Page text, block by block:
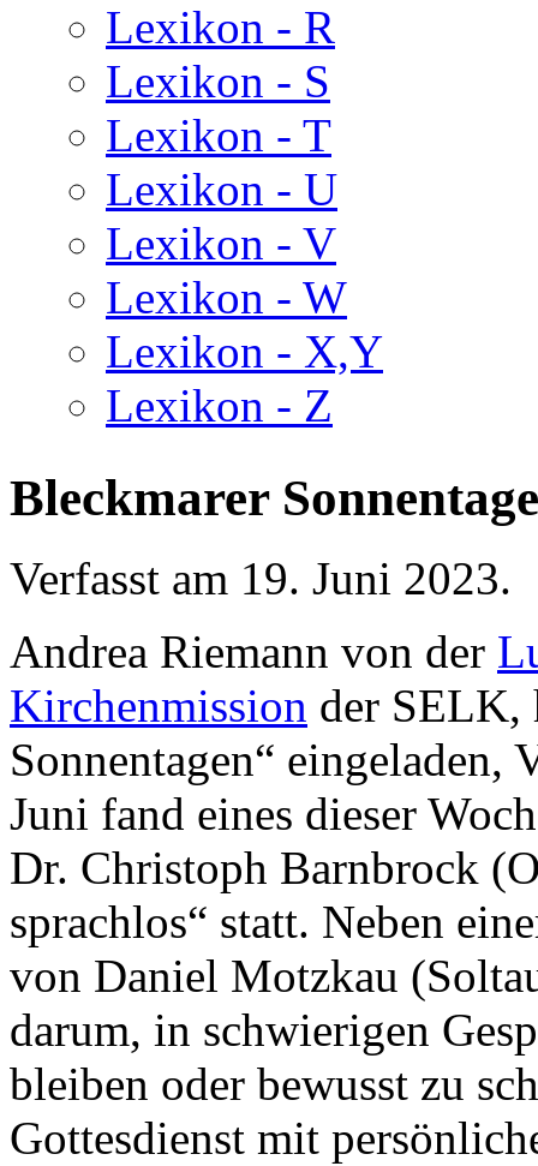
Lexikon - R
Lexikon - S
Lexikon - T
Lexikon - U
Lexikon - V
Lexikon - W
Lexikon - X,Y
Lexikon - Z
Bleckmarer Sonnentage
Verfasst am 19. Juni 2023.
Andrea Riemann von der
Kirchenmission der SELK,
Sonnentagen“ eingeladen,
Juni fand eines dieser
Dr. Christoph Barnbrock
sprachlos“ statt. Neben
von Daniel Motzkau
darum, in schwierigen
bleiben oder bewusst zu
Gottesdienst mit